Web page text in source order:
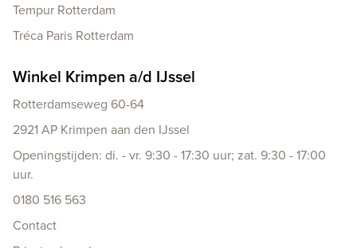
Tempur Rotterdam
Tréca Paris Rotterdam
Winkel Krimpen a/d IJssel
Rotterdamseweg 60-64
2921 AP Krimpen aan den IJssel
Openingstijden: di. - vr. 9:30 - 17:30 uur; zat. 9:30 - 17:00
uur.
0180 516 563
Contact